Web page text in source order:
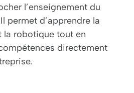
l’enseignement du
permet d’apprendre la
la robotique tout en
directement